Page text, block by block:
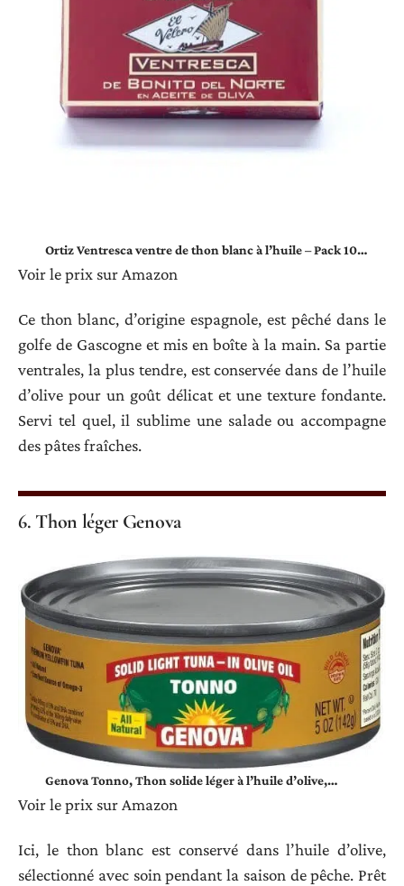
Ortiz Ventresca ventre de thon blanc à l’huile – Pack 10…
Voir le prix sur Amazon
Ce thon blanc, d’origine espagnole, est pêché dans le
golfe de Gascogne et mis en boîte à la main. Sa partie
ventrales, la plus tendre, est conservée dans de l’huile
d’olive pour un goût délicat et une texture fondante.
Servi tel quel, il sublime une salade ou accompagne
des pâtes fraîches.
6. Thon léger Genova
Genova Tonno, Thon solide léger à l’huile d’olive,…
Voir le prix sur Amazon
Ici, le thon blanc est conservé dans l’huile d’olive,
sélectionné avec soin pendant la saison de pêche. Prêt